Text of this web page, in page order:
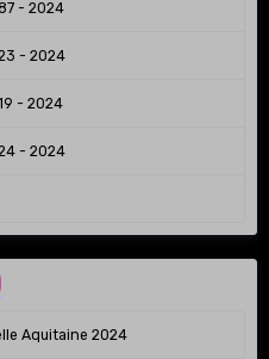
- 2024
- 2024
- 2024
- 2024
Aquitaine 2024